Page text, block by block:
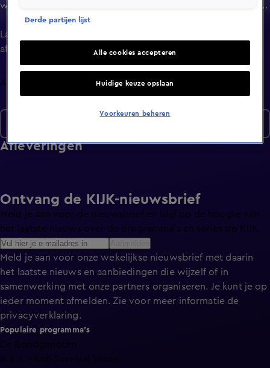
wiskundige vergelijkingen om verschillende misdaden op
te lossen.
Laatste
aflevering
Afleveringen
Afleveringen
Ontvang de KIJK-nieuwsbrief
Meld je aan voor de nieuwsbrief en blijf op de hoogte van
het laatste nieuws over de programma’s en series op KIJK.
Meld je aan voor onze wekelijkse nieuwsbrief met daarin
het laatste nieuws en aanbiedingen die wijzelf of in
samenwerking met onze partners organiseren. Je kunt je op
ieder moment afmelden. Zie voor meer informatie de
privacyverklaring.
Populaire programma's
De Bondgenoten
A.S.S. - Anti Survival Show
Derde partijen lijst
Alle cookies accepteren
Huidige keuze opslaan
Voorkeuren beheren